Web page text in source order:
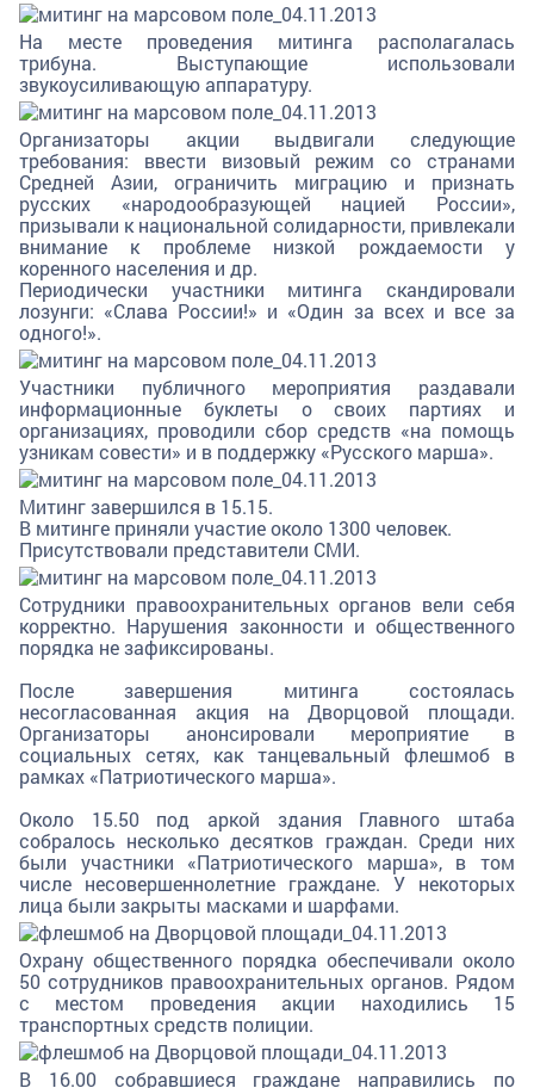
На месте проведения митинга располагалась
трибуна. Выступающие использовали
звукоусиливающую аппаратуру.
Организаторы акции выдвигали следующие
требования: ввести визовый режим со странами
Средней Азии, ограничить миграцию и признать
русских «народообразующей нацией России»,
призывали к национальной солидарности, привлекали
внимание к проблеме низкой рождаемости у
коренного населения и др.
Периодически участники митинга скандировали
лозунги: «Слава России!» и «Один за всех и все за
одного!».
Участники публичного мероприятия раздавали
информационные буклеты о своих партиях и
организациях, проводили сбор средств «на помощь
узникам совести» и в поддержку «Русского марша».
Митинг завершился в 15.15.
В митинге приняли участие около 1300 человек.
Присутствовали представители СМИ.
Сотрудники правоохранительных органов вели себя
корректно. Нарушения законности и общественного
порядка не зафиксированы.
После завершения митинга состоялась
несогласованная акция на Дворцовой площади.
Организаторы анонсировали мероприятие в
социальных сетях, как танцевальный флешмоб в
рамках «Патриотического марша».
Около 15.50 под аркой здания Главного штаба
собралось несколько десятков граждан. Среди них
были участники «Патриотического марша», в том
числе несовершеннолетние граждане. У некоторых
лица были закрыты масками и шарфами.
Охрану общественного порядка обеспечивали около
50 сотрудников правоохранительных органов. Рядом
с местом проведения акции находились 15
транспортных средств полиции.
В 16.00 собравшиеся граждане направились по